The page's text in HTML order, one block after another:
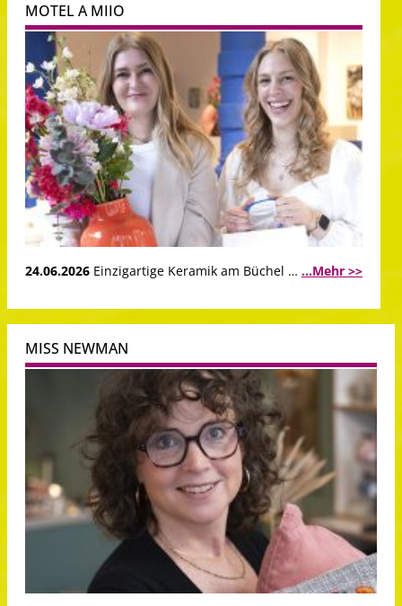
MOTEL A MIIO
24.06.2026 Einzigartige Keramik am Büchel … ...Mehr >>
MISS NEWMAN